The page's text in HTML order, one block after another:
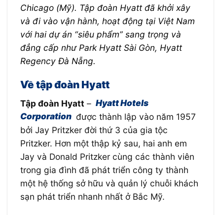
Chicago (Mỹ). Tập đoàn Hyatt đã khởi xây
và đi vào vận hành, hoạt động tại Việt Nam
với hai dự án “siêu phẩm” sang trọng và
đẳng cấp như Park Hyatt Sài Gòn, Hyatt
Regency Đà Nẵng.
Về tập đoàn Hyatt
Tập đoàn Hyatt – HyattHotels
Corporation được thành lập vào năm 1957
bởi Jay Pritzker đời thứ 3 của gia tộc
Pritzker. Hơn một thập kỷ sau, hai anh em
Jay và Donald Pritzker cùng các thành viên
trong gia đình đã phát triển công ty thành
một hệ thống sở hữu và quản lý chuỗi khách
sạn phát triển nhanh nhất ở Bắc Mỹ.